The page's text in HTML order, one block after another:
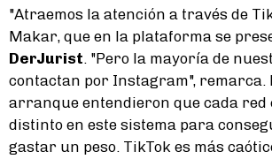
"Atraemos la atención a través de
Makar, que en la plataforma se
DerJurist. "Pero la mayoría de
contactan por Instagram", remarca.
arranque entendieron que cada red
distinto en este sistema para
gastar un peso. TikTok es más